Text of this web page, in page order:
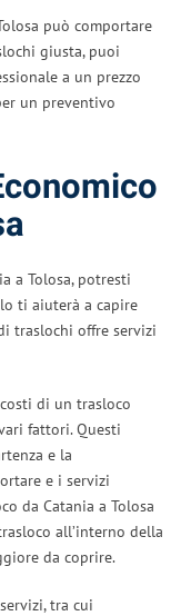
può comportare
giusta, puoi
a un prezzo
un preventivo
a Tolosa, potresti
ti aiuterà a capire
traslochi offre servizi
di un trasloco
fattori. Questi
e la
e i servizi
da Catania a Tolosa
all’interno della
da coprire.
tra cui